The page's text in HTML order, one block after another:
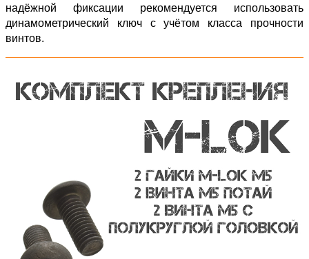
надёжной фиксации рекомендуется использовать
динамометрический ключ с учётом класса прочности
винтов.